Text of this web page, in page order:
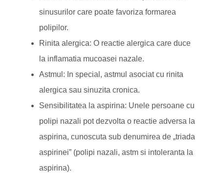
sinusurilor care poate favoriza formarea
polipilor.
Rinita alergica: O reactie alergica care duce
la inflamatia mucoasei nazale.
Astmul: In special, astmul asociat cu rinita
alergica sau sinuzita cronica.
Sensibilitatea la aspirina: Unele persoane cu
polipi nazali pot dezvolta o reactie adversa la
aspirina, cunoscuta sub denumirea de „triada
aspirinei” (polipi nazali, astm si intoleranta la
aspirina).